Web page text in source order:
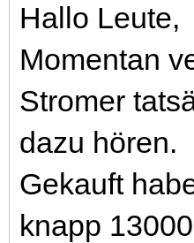
Hallo Leute,
Momentan
Stromer
dazu hören.
Gekauft
knapp